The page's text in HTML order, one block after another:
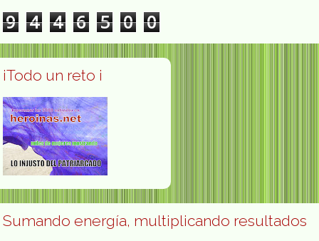
9 4 4 6 5 0 0
¡Todo un reto ¡
Sumando energía, multiplicando resultados